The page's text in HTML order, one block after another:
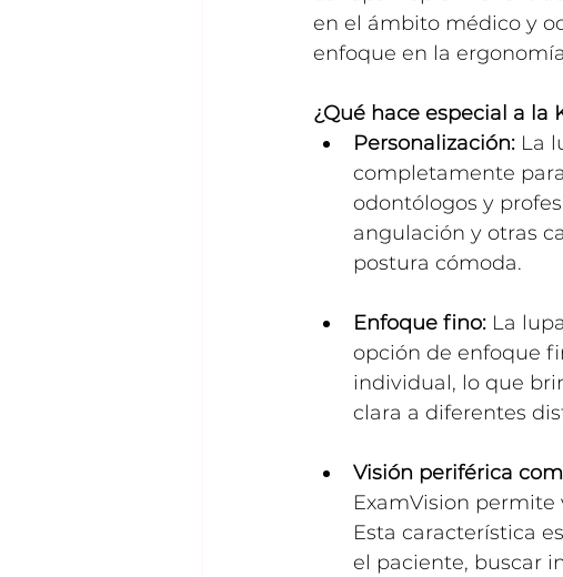
en el ámbito médico y
enfoque en la
¿Qué hace especial a la
Personalización: La
completamente
odontólogos y
angulación y otras
postura cómoda.
Enfoque fino: La
opción de enfoque
individual, lo que
clara a diferentes
Visión periférica
ExamVision
Esta característica
el paciente, buscar